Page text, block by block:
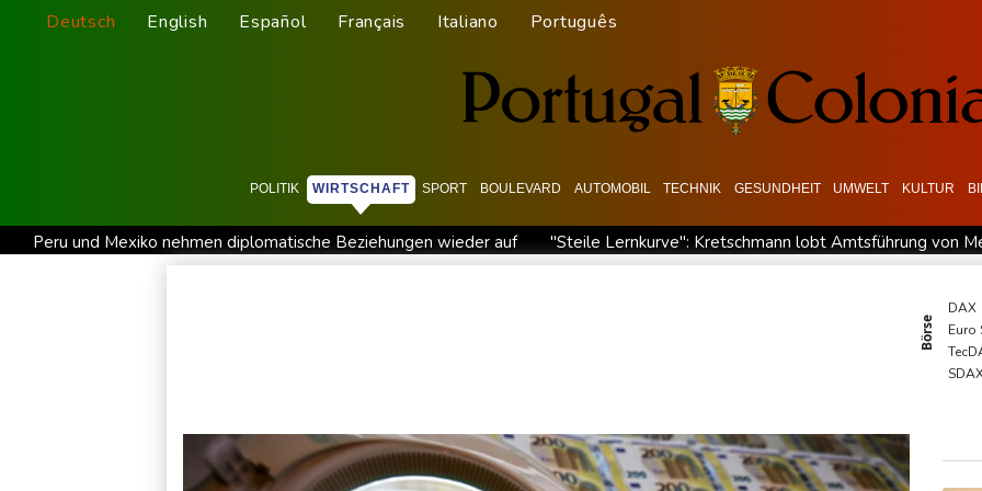
Deutsch English Español Français Italiano Português
POLITIK WIRTSCHAFT SPORT BOULEVARD AUTOMOBIL TECHNIK GESUNDHEIT UMWELT KULTUR
Peru und Mexiko nehmen diplomatische Beziehungen wieder auf "Steile Lernkurve": Kretschmann lobt Amtsführung von
Sicherheitskreise vermuten russische
Nationaler Sicherheitsrat mit Merz tagt zu
Börse
DAX
Euro